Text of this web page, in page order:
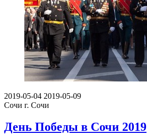
2019-05-04 2019-05-09
Сочи г. Сочи
День Победы в Сочи 2019